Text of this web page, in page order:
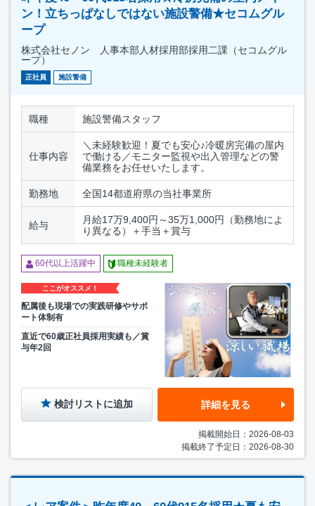
ン！立ちっぱなしではない施設警備★セコムグル
ープ
株式会社セノン 人事本部人材採用部採用二課（セコムグル
ープ）
正社員 施設警備
職種 施設警備スタッフ
仕事内容
＼未経験歓迎！夏でも安心♪冷暖房完備の屋内
で働ける／モニター監視や出入管理などの警
備業務をお任せいたします。
勤務地 全国14都道府県の当社事業所
給与
月給17万9,400円～35万1,000円（勤務地によ
り異なる）＋手当＋賞与
60代以上活躍中 職種未経験者
ここがオススメ！
配属後も現場での実践研修やサポ
ート体制有
直近で60歳正社員採用実績も／賞
与年2回
検討リストに追加 詳細を見る
掲載開始日：2026-08-03
掲載終了予定日：2026-08-30